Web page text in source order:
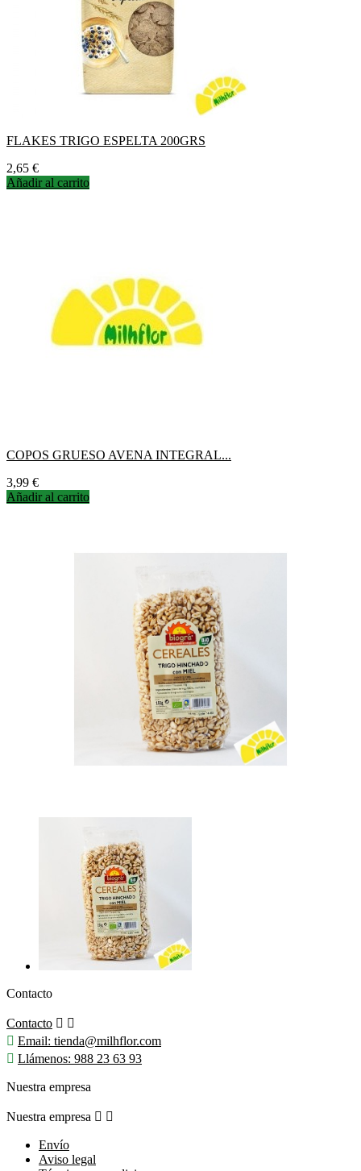
FLAKES TRIGO ESPELTA 200GRS
Precio
2,65 €
Añadir al carrito
COPOS GRUESO AVENA INTEGRAL...
Precio
3,99 €
Añadir al carrito
Contacto
Contacto  
 Email: tienda@milhflor.com
 Llámenos: 988 23 63 93
Nuestra empresa
Nuestra empresa  
Envío
Aviso legal